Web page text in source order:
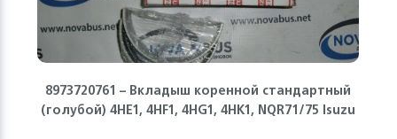
8973720761 – Вкладыш коренной стандартный
(голубой) 4HE1, 4HF1, 4HG1, 4HK1, NQR71/75 Isuzu